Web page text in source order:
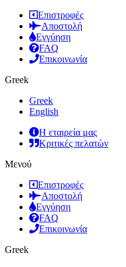
Επιστροφές
Αποστολή
Εγγύηση
FAQ
Επικοινωνία
Greek
Greek
English
Η εταιρεία μας
Κριτικές πελατών
Μενού
Επιστροφές
Αποστολή
Εγγύηση
FAQ
Επικοινωνία
Greek